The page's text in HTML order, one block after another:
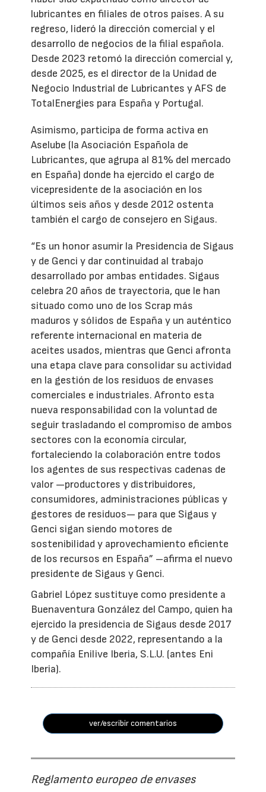
lubricantes en filiales de otros países. A su
regreso, lideró la dirección comercial y el
desarrollo de negocios de la filial española.
Desde 2023 retomó la dirección comercial y,
desde 2025, es el director de la Unidad de
Negocio Industrial de Lubricantes y AFS de
TotalEnergies para España y Portugal.
Asimismo, participa de forma activa en
Aselube (la Asociación Española de
Lubricantes, que agrupa al 81% del mercado
en España) donde ha ejercido el cargo de
vicepresidente de la asociación en los
últimos seis años y desde 2012 ostenta
también el cargo de consejero en Sigaus.
“Es un honor asumir la Presidencia de Sigaus
y de Genci y dar continuidad al trabajo
desarrollado por ambas entidades. Sigaus
celebra 20 años de trayectoria, que le han
situado como uno de los Scrap más
maduros y sólidos de España y un auténtico
referente internacional en materia de
aceites usados, mientras que Genci afronta
una etapa clave para consolidar su actividad
en la gestión de los residuos de envases
comerciales e industriales. Afronto esta
nueva responsabilidad con la voluntad de
seguir trasladando el compromiso de ambos
sectores con la economía circular,
fortaleciendo la colaboración entre todos
los agentes de sus respectivas cadenas de
valor —productores y distribuidores,
consumidores, administraciones públicas y
gestores de residuos— para que Sigaus y
Genci sigan siendo motores de
sostenibilidad y aprovechamiento eficiente
de los recursos en España” –afirma el nuevo
presidente de Sigaus y Genci.
Gabriel López sustituye como presidente a
Buenaventura González del Campo, quien ha
ejercido la presidencia de Sigaus desde 2017
y de Genci desde 2022, representando a la
compañía Enilive Iberia, S.L.U. (antes Eni
Iberia).
ver/escribir comentarios
Reglamento europeo de envases